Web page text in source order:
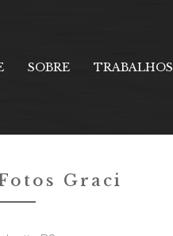
SOBRE TRABALHOS
Graci